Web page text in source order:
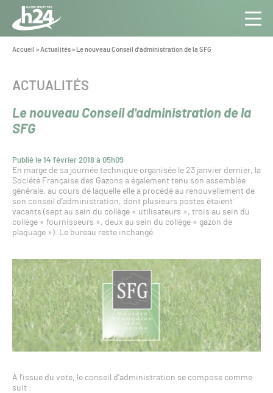
Panneau de gestion des cookies
Aller au contenu
Toute
l’info
Pro
Vous
Accueil >Actualités> Le nouveau Conseil d'administration de la SFG
Le nouveau Conseil d'administration de la
SFG
Publié le 14 février 2018 à 05h09
CATÉGORIE :
ACTUALITÉS
En marge de sa journée technique organisée le 23 janvier dernier, la
Société Française des Gazons a également tenu son assemblée
générale, au cours de laquelle elle a procédé au renouvellement de
son conseil d’administration, dont plusieurs postes étaient
vacants (sept au sein du collège « utilisateurs », trois au sein du
collège « fournisseurs », deux au sein du collège « gazon de
plaquage »). Le bureau reste inchangé.
À l’issue du vote, le conseil d’administration se compose comme
suit :